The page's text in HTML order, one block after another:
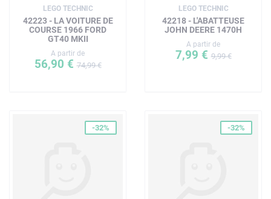
LEGO TECHNIC
42223 - LA VOITURE DE
COURSE 1966 FORD
GT40 MKII
A partir de
56,90 €74,99 €
LEGO TECHNIC
42218 - L'ABATTEUSE
JOHN DEERE 1470H
A partir de
7,99 €9,99 €
-32% -32%